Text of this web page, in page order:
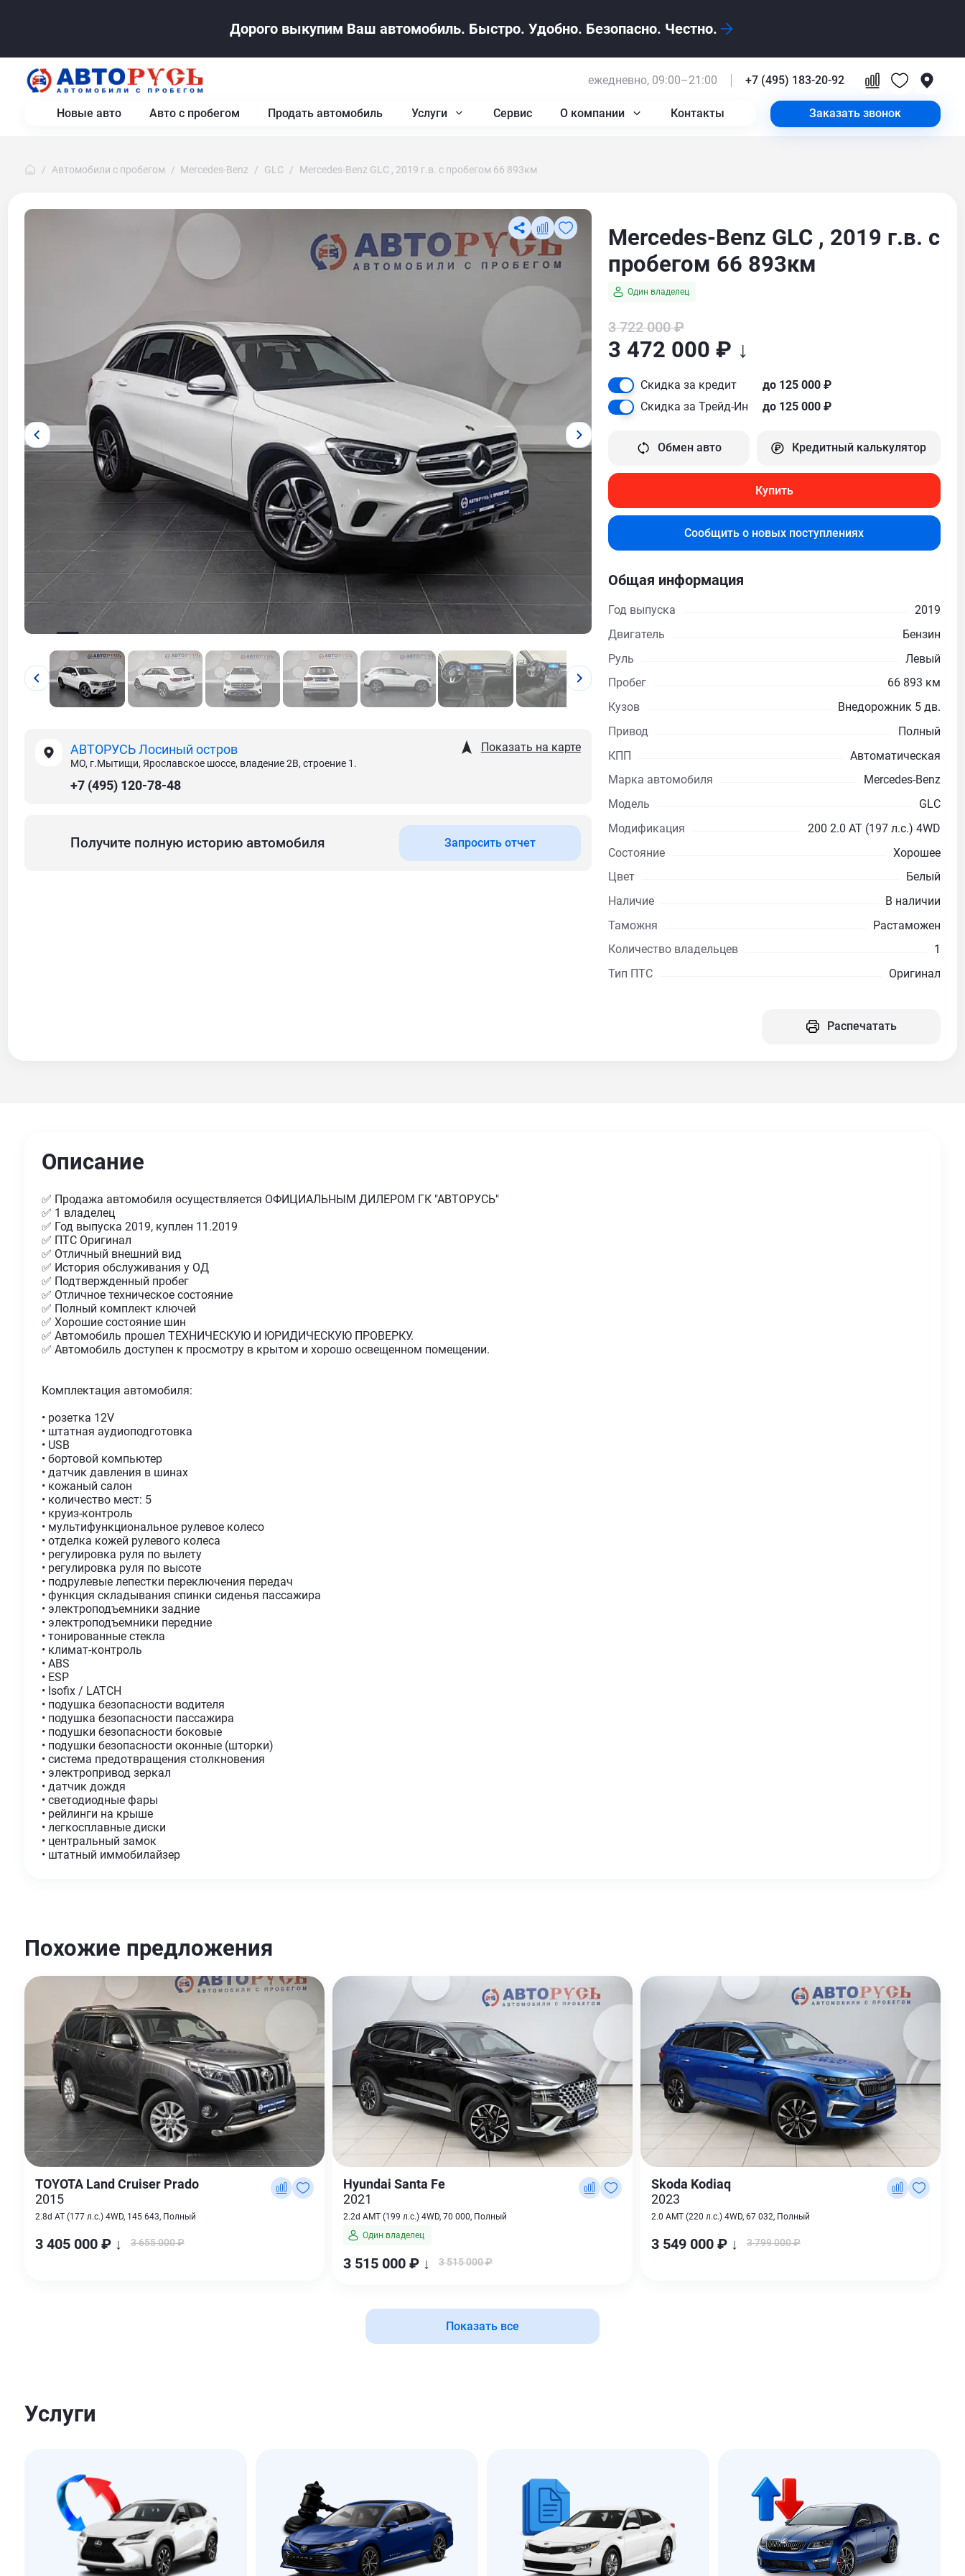
Дорого выкупим Ваш автомобиль. Быстро. Удобно. Безопасно. Честно.
Новые авто Авто с пробегом Продать автомобиль Услуги Сервис О компании Контакты
ежедневно, 09:00–21:00 +7 (495) 183-20-92
Заказать звонок
Автомобили с пробегом Mercedes-Benz GLC Mercedes-Benz GLC , 2019 г.в. с пробегом 66 893км
АВТОРУСЬ Лосиный остров
МО, г.Мытищи, Ярославское шоссе, владение 2В, строение 1.
+7 (495) 120-78-48
Показать на карте
Получите полную историю автомобиля Запросить отчет
Mercedes-Benz GLC , 2019 г.в. с
пробегом 66 893км
Один владелец
3 722 000 ₽
3 472 000 ₽ ↓
Скидка за кредит
до 125 000 ₽
Скидка за Трейд-Ин
до 125 000 ₽
Обмен авто Кредитный калькулятор
Купить
Сообщить о новых поступлениях
Общая информация
Год выпуска
2019
Двигатель
Бензин
Руль
Левый
Пробег
66 893 км
Кузов
Внедорожник 5 дв.
Привод
Полный
КПП
Автоматическая
Марка автомобиля
Mercedes-Benz
Модель
GLC
Модификация
200 2.0 AT (197 л.с.) 4WD
Состояние
Хорошее
Цвет
Белый
Наличие
В наличии
Таможня
Растаможен
Количество владельцев
1
Тип ПТС
Оригинал
Распечатать
Описание
✅ Продажа автомобиля осуществляется ОФИЦИАЛЬНЫМ ДИЛЕРОМ ГК "АВТОРУСЬ"
✅ 1 владелец
✅ Год выпуска 2019, куплен 11.2019
✅ ПТС Оригинал
✅ Отличный внешний вид
✅ История обслуживания у ОД
✅ Подтвержденный пробег
✅ Отличное техническое состояние
✅ Полный комплект ключей
✅ Хорошие состояние шин
✅ Автомобиль прошел ТЕХНИЧЕСКУЮ И ЮРИДИЧЕСКУЮ ПРОВЕРКУ.
✅ Автомобиль доступен к просмотру в крытом и хорошо освещенном помещении.
Комплектация автомобиля:
• розетка 12V
• штатная аудиоподготовка
• USB
• бортовой компьютер
• датчик давления в шинах
• кожаный салон
• количество мест: 5
• круиз-контроль
• мультифункциональное рулевое колесо
• отделка кожей рулевого колеса
• регулировка руля по вылету
• регулировка руля по высоте
• подрулевые лепестки переключения передач
• функция складывания спинки сиденья пассажира
• электроподъемники задние
• электроподъемники передние
• тонированные стекла
• климат-контроль
• ABS
• ESP
• Isofix / LATCH
• подушка безопасности водителя
• подушка безопасности пассажира
• подушки безопасности боковые
• подушки безопасности оконные (шторки)
• система предотвращения столкновения
• электропривод зеркал
• датчик дождя
• светодиодные фары
• рейлинги на крыше
• легкосплавные диски
• центральный замок
• штатный иммобилайзер
Похожие предложения
TOYOTA Land Cruiser Prado
2015
2.8d AT (177 л.с.) 4WD, 145 643, Полный
3 405 000 ₽ ↓ 3 655 000 ₽
Hyundai Santa Fe
2021
2.2d AMT (199 л.с.) 4WD, 70 000, Полный
Один владелец
3 515 000 ₽ ↓ 3 515 000 ₽
Skoda Kodiaq
2023
2.0 AMT (220 л.с.) 4WD, 67 032, Полный
3 549 000 ₽ ↓ 3 799 000 ₽
Показать все
Услуги